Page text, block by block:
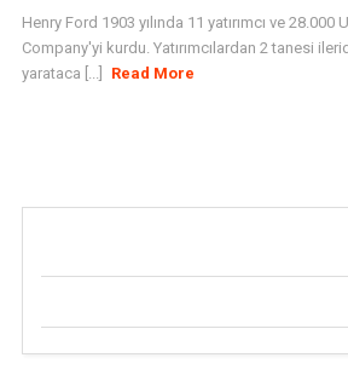
Henry Ford 1903 yılında 11 yatırımcı ve
Company'yi kurdu. Yatırımcılardan 2 tanesi
yarataca [...]
Read More